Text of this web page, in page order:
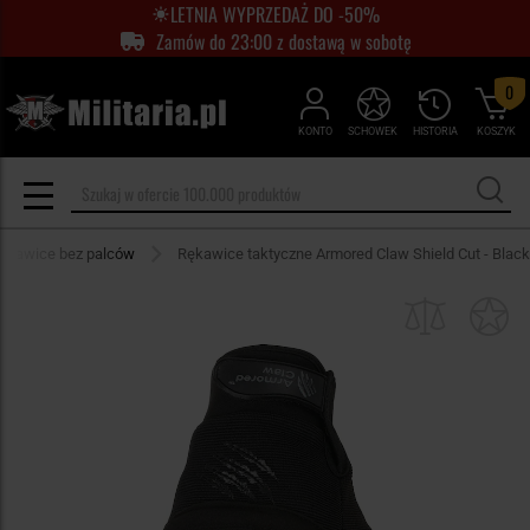
LETNIA WYPRZEDAŻ DO -50%
Zamów do 23:00 z dostawą w sobotę
KONTO HISTORIA
SCHOWEK KOSZYK
0
bez palców Rękawice taktyczne Armored Claw Shield Cut - Black